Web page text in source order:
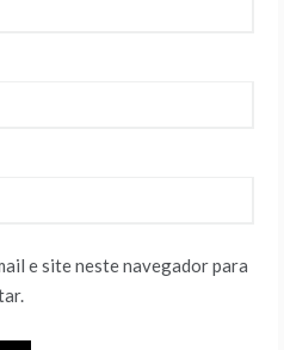
e site neste navegador para